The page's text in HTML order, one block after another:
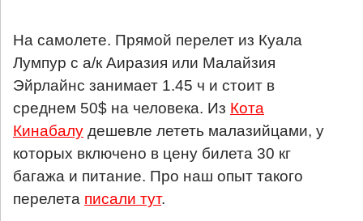
На самолете. Прямой перелет из Куала
Лумпур с а/к Аиразия или Малайзия
Эйрлайнс занимает 1.45 ч и стоит в
среднем 50$ на человека. Из Кота
Кинабалу дешевле лететь малазийцами, у
которых включено в цену билета 30 кг
багажа и питание. Про наш опыт такого
перелета писали тут.